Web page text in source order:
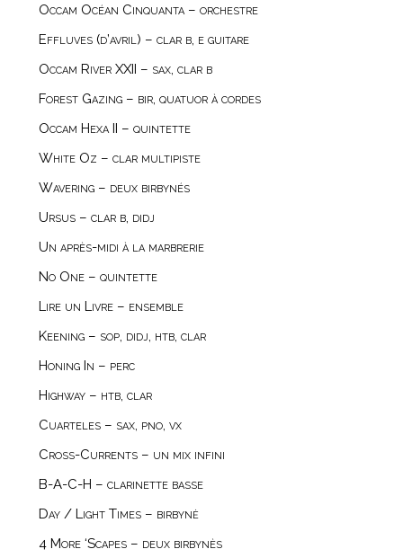
4 More ‘Scapes – deux birbynès
Day / Light Times – birbynė
B-A-C-H – clarinette basse
Cross-Currents – un mix infini
Cuarteles – sax, pno, vx
Highway – htb, clar
Honing In – perc
Keening – sop, didj, htb, clar
Lire un Livre – ensemble
No One – quintette
Un après-midi à la marbrerie
Ursus – clar b, didj
Wavering – deux birbynés
White Oz – clar multipiste
Occam Hexa II – quintette
Forest Gazing – bir, quatuor à cordes
Occam River XXII – sax, clar b
Effluves (d’avril) – clar b, e guitare
Occam Océan Cinquanta – orchestre